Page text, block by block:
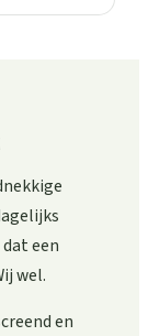
een
wel.
en